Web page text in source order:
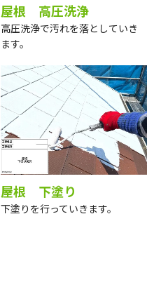
屋根 高圧洗浄
高圧洗浄で汚れを落としていき
ます。
屋根 下塗り
下塗りを行っていきます。